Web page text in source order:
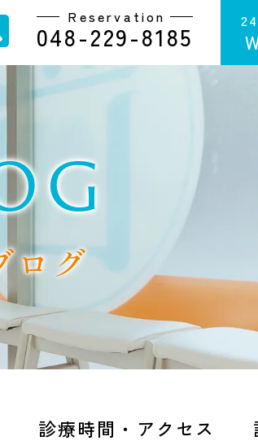
Reservation
048-229-8185
ログ
診療時間・アクセス